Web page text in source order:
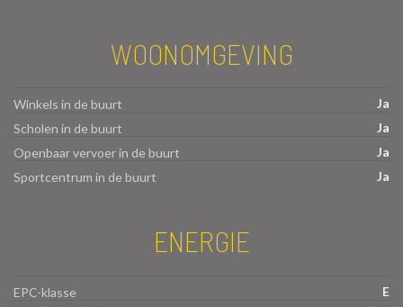
WOONOMGEVING
Winkels in de buurt
Ja
Scholen in de buurt
Ja
Openbaar vervoer in de buurt
Ja
Sportcentrum in de buurt
Ja
ENERGIE
EPC-klasse
E